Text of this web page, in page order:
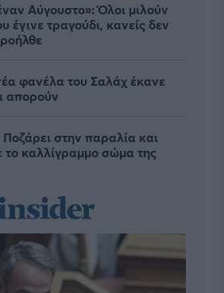
Αύγουστο»: Όλοι μιλούν
έγινε τραγούδι, κανείς δεν
φανέλα του Σαλάχ έκανε
απορούν
στην παραλία και
το καλλίγραμμο σώμα της